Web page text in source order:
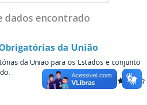
dados encontrado
da União
da União para os Estados e conjunto